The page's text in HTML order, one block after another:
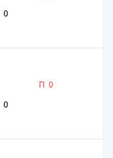
0
П 0
0